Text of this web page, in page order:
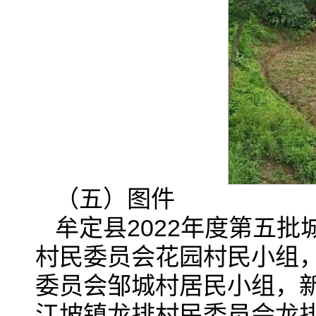
（五）图件
牟定县2022年度第五批
村民委员会花园村民小组
委员会邹城村居民小组，